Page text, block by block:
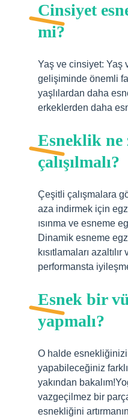
Cinsiyet
mi?
Yaş ve cinsiyet: Yaş
gelişiminde önemli
yaşlılardan daha
erkeklerden daha
Esneklik ne
çalışılmalı?
Çeşitli çalışmalara
aza indirmek için
ısınma ve esneme
Dinamik esneme
kısıtlamaları
performansta
Esnek bir
yapmalı?
O halde esnekliğinizi
yapabileceğiniz
yakından
vazgeçilmez bir
esnekliğini